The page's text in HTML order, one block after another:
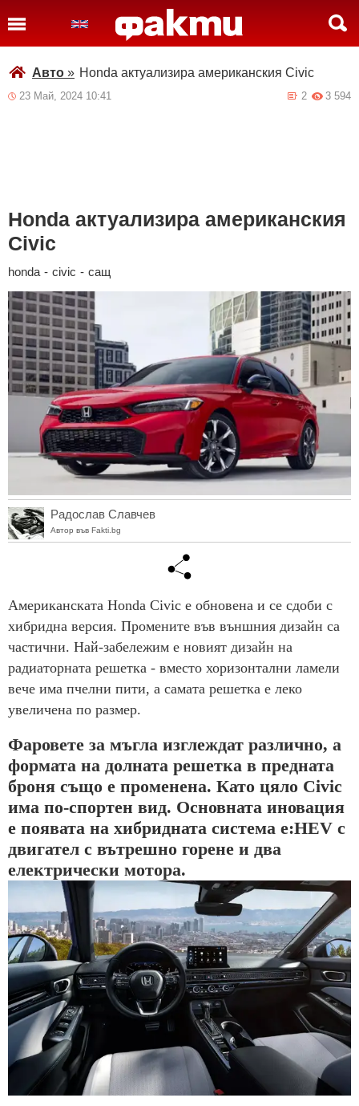
Авто » Honda актуализира американския Civic
23 Май, 2024 10:41 3 594
2
Honda актуализира американския
Civic
honda - civic - сащ
Радослав Славчев
Автор във Fakti.bg
Американската Honda Civic е обновена и се сдоби с
хибридна версия. Промените във външния дизайн са
частични. Най-забележим е новият дизайн на
радиаторната решетка - вместо хоризонтални ламели
вече има пчелни пити, а самата решетка е леко
увеличена по размер.
Фаровете за мъгла изглеждат различно, а
формата на долната решетка в предната
броня също е променена. Като цяло Civic
има по-спортен вид. Основната иновация
е появата на хибридната система e:HEV с
двигател с вътрешно горене и два
електрически мотора.